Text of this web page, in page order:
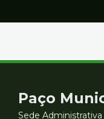
Paço
Sede Administrativa